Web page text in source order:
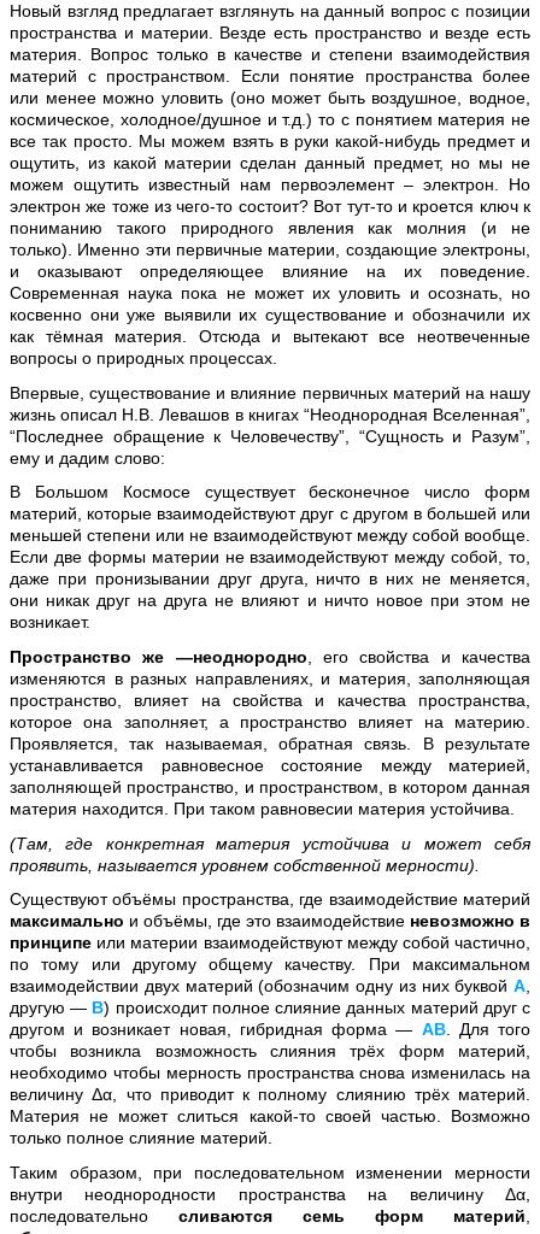
Новый взгляд предлагает взглянуть на данный вопрос с позиции
пространства и материи. Везде есть пространство и везде есть
материя. Вопрос только в качестве и степени взаимодействия
материй с пространством. Если понятие пространства более
или менее можно уловить (оно может быть воздушное, водное,
космическое, холодное/душное и т.д.) то с понятием материя не
все так просто. Мы можем взять в руки какой-нибудь предмет и
ощутить, из какой материи сделан данный предмет, но мы не
можем ощутить известный нам первоэлемент – электрон. Но
электрон же тоже из чего-то состоит? Вот тут-то и кроется ключ к
пониманию такого природного явления как молния (и не
только). Именно эти первичные материи, создающие электроны,
и оказывают определяющее влияние на их поведение.
Современная наука пока не может их уловить и осознать, но
косвенно они уже выявили их существование и обозначили их
как тёмная материя. Отсюда и вытекают все неотвеченные
вопросы о природных процессах.
Впервые, существование и влияние первичных материй на нашу
жизнь описал Н.В. Левашов в книгах “Неоднородная Вселенная”,
“Последнее обращение к Человечеству”, “Сущность и Разум”,
ему и дадим слово:
В Большом Космосе существует бесконечное число форм
материй, которые взаимодействуют друг с другом в большей или
меньшей степени или не взаимодействуют между собой вообще.
Если две формы материи не взаимодействуют между собой, то,
даже при пронизывании друг друга, ничто в них не меняется,
они никак друг на друга не влияют и ничто новое при этом не
возникает.
Пространство же —неоднородно , его свойства и качества
изменяются в разных направлениях, и материя, заполняющая
пространство, влияет на свойства и качества пространства,
которое она заполняет, а пространство влияет на материю.
Проявляется, так называемая, обратная связь. В результате
устанавливается равновесное состояние между материей,
заполняющей пространство, и пространством, в котором данная
материя находится. При таком равновесии материя устойчива.
(Там, где конкретная материя устойчива и может себя
проявить, называется уровнем собственной мерности).
Существуют объёмы пространства, где взаимодействие материй
максимально и объёмы, где это взаимодействие невозможно в
принципе или материи взаимодействуют между собой частично,
по тому или другому общему качеству. При максимальном
взаимодействии двух материй (обозначим одну из них буквой А,
другую — В) происходит полное слияние данных материй друг с
другом и возникает новая, гибридная форма — АВ. Для того
чтобы возникла возможность слияния трёх форм материй,
необходимо чтобы мерность пространства снова изменилась на
величину Δα, что приводит к полному слиянию трёх материй.
Материя не может слиться какой-то своей частью. Возможно
только полное слияние материй.
Таким образом, при последовательном изменении мерности
внутри неоднородности пространства на величину Δα,
последовательно сливаются семь форм материй